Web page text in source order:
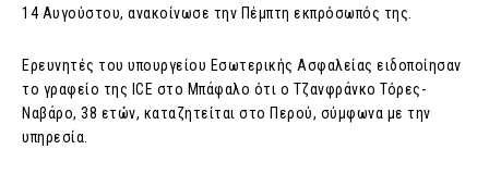
14 Αυγούστου, ανακοίνωσε την Πέμπτη εκπρόσωπός της.
Ερευνητές του υπουργείου Εσωτερικής Ασφαλείας ειδοποίησαν
το γραφείο της ICE στο Μπάφαλο ότι ο Τζανφράνκο Τόρες-
Ναβάρο, 38 ετών, καταζητείται στο Περού, σύμφωνα με την
υπηρεσία.